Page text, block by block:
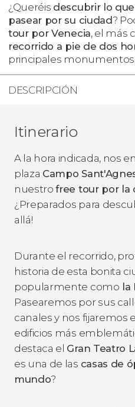
¿Queréis descubrir lo
pasear por su ciudad?
tour por Venecia, el más
recorrido a pie de dos
principales monumentos.
DESCRIPCIÓN
Itinerario
A la hora indicada, nos
plaza Campo
nuestrofree tour por la
¿Preparados para
allá!
Durante el recorrido,
historia de esta bonita
popularmente como la
Pasearemos por sus
canales y nos fijaremos
edificios más
destaca el Gran Teatro
es una de las casas de
mundo?